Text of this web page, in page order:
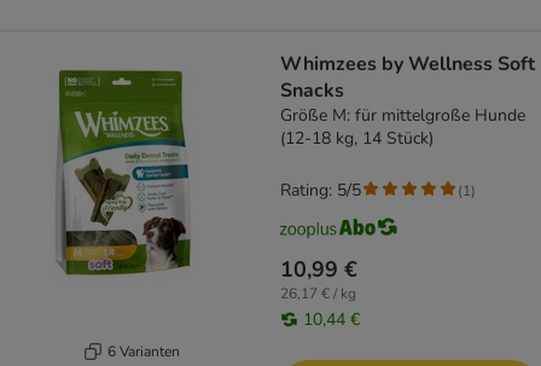
6 Varianten
Whimzees by Wellness Soft
Snacks
Größe M: für mittelgroße Hunde
(12-18 kg, 14 Stück)
10,99 €
26,17 € / kg
10,44 €
Rating: 5/5 (1)